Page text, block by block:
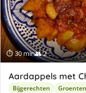
⏱ 30 min👥 2
Aardappels met
Bijgerechten Groenten